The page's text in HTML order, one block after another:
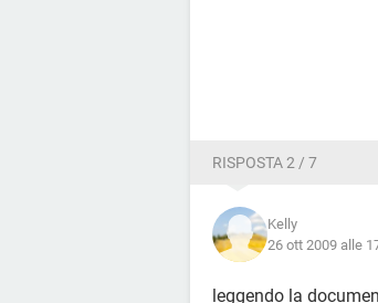
RISPOSTA 2 / 7
Kelly
26 ott 2009 alle
leggendo la